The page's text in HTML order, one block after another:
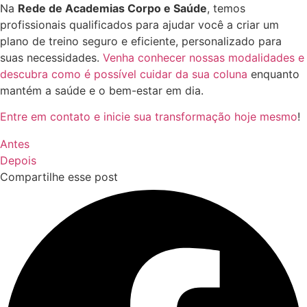
Na Rede de Academias Corpo e Saúde, temos
profissionais qualificados para ajudar você a criar um
plano de treino seguro e eficiente, personalizado para
suas necessidades. Venha conhecer nossas modalidades e
descubra como é possível cuidar da sua coluna enquanto
mantém a saúde e o bem-estar em dia.
Entre em contato e inicie sua transformação hoje mesmo!
Antes
Depois
Compartilhe esse post